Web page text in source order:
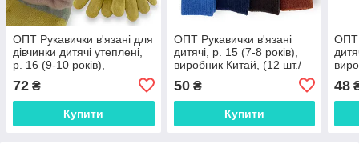
ОПТ Рукавички в'язані для
дівчинки дитячі утеплені,
р. 16 (9-10 років),
виробник Китай, (12 шт./
набір)
72 ₴
Купити
ОПТ Рукавички в'язані
дитячі, р. 15 (7-8 років),
виробник Китай, (12 шт./
50₴
Купити
ОПТ
48